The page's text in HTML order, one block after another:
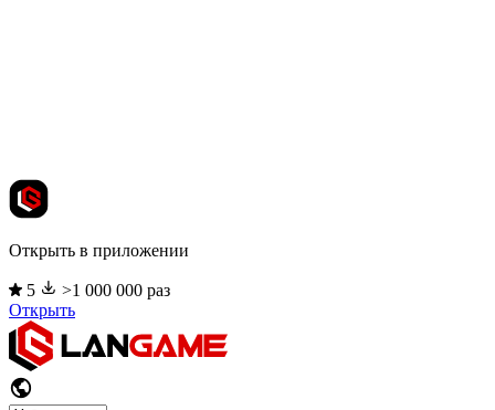
Открыть в приложении
5
>1 000 000 раз
Открыть